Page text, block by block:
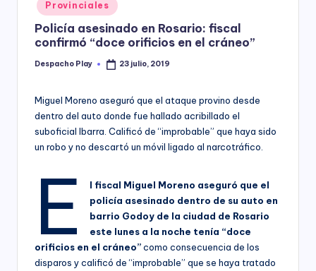
y
in
Provinciales
Policía asesinado en Rosario: fiscal
confirmó “doce orificios en el cráneo”
Posted
Despacho Play 23 julio, 2019
Miguel Moreno aseguró que el ataque provino desde
dentro del auto donde fue hallado acribillado el
suboficial Ibarra. Calificó de “improbable” que haya sido
un robo y no descartó un móvil ligado al narcotráfico.
E
l fiscal Miguel Moreno aseguró que el
policía asesinado dentro de su auto en
barrio Godoy de la ciudad de Rosario
este lunes a la noche tenía “doce
orificios en el cráneo”como consecuencia de los
disparos y calificó de “improbable” que se haya tratado